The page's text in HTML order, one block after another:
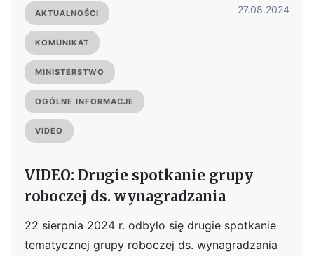
AKTUALNOŚCI
KOMUNIKAT
MINISTERSTWO
OGÓLNE INFORMACJE
VIDEO
27.08.2024
VIDEO: Drugie spotkanie grupy
roboczej ds. wynagradzania
22 sierpnia 2024 r. odbyło się drugie spotkanie
tematycznej grupy roboczej ds. wynagradzania